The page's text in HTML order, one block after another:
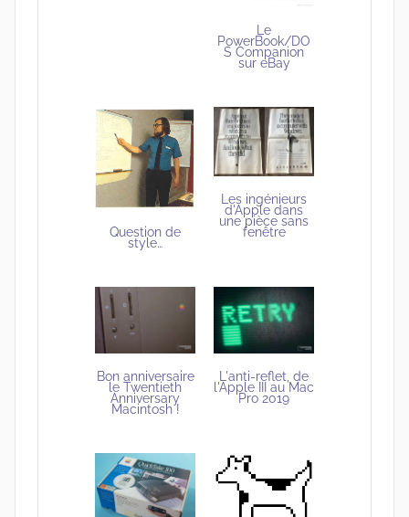
Le
PowerBook/DO
S Companion
sur eBay
Question de
style…
Les ingénieurs
d'Apple dans
une pièce sans
fenêtre
Bon anniversaire
le Twentieth
Anniversary
Macintosh !
L'anti-reflet, de
l'Apple III au Mac
Pro 2019